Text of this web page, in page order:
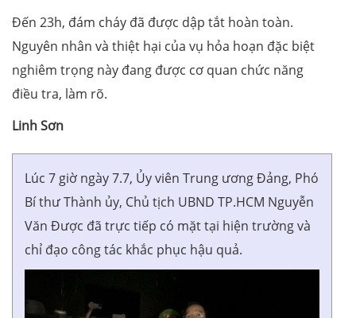
Đến 23h, đám cháy đã được dập tắt hoàn toàn.
Nguyên nhân và thiệt hại của vụ hỏa hoạn đặc biệt
nghiêm trọng này đang được cơ quan chức năng
điều tra, làm rõ.
Linh Sơn
Lúc 7 giờ ngày 7.7, Ủy viên Trung ương Đảng, Phó
Bí thư Thành ủy, Chủ tịch UBND TP.HCM Nguyễn
Văn Được đã trực tiếp có mặt tại hiện trường và
chỉ đạo công tác khắc phục hậu quả.